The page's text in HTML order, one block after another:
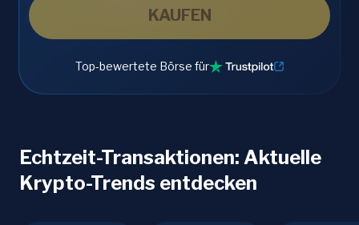
KAUFEN
Top-bewertete Börse für
Echtzeit-Transaktionen: Aktuelle
Krypto-Trends entdecken